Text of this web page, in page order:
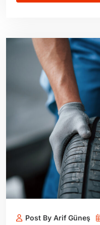
Post By Arif Güneş